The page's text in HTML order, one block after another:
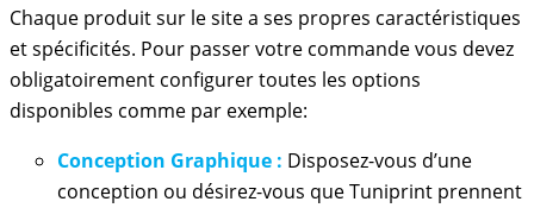
Chaque produit sur le site a ses propres caractéristiques
et spécificités. Pour passer votre commande vous devez
obligatoirement configurer toutes les options
disponibles comme par exemple:
Conception Graphique : Disposez-vous d’une
conception ou désirez-vous que Tuniprint prennent